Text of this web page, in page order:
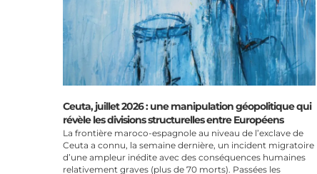
Ceuta, juillet 2026 : une manipulation géopolitique qui
révèle les divisions structurelles entre Européens
La frontière maroco-espagnole au niveau de l’exclave de
Ceuta a connu, la semaine dernière, un incident migratoire
d’une ampleur inédite avec des conséquences humaines
relativement graves (plus de 70 morts). Passées les